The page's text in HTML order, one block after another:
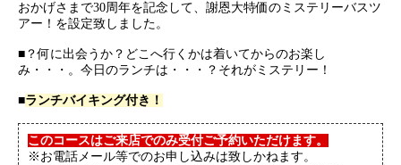
おかげさまで30周年を記念して、謝恩大特価のミステリーバスツ
アー！を設定致しました。
■？何に出会うか？どこへ行くかは着いてからのお楽し
み・・・。今日のランチは・・・？それがミステリー！
■ランチバイキング付き！
このコースはご来店でのみ受付ご予約いただけます。
※お電話メール等でのお申し込みは致しかねます。